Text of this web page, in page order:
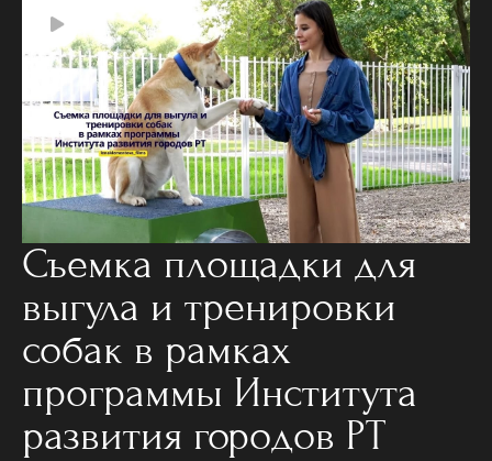
Съемка площадки для
выгула и тренировки
собак в рамках
программы Института
развития городов РТ